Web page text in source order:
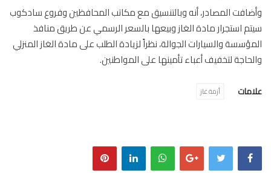
المصادر، أنه وبالتنسيق مع مكاتب المحافظين وفروع سادكوب
استجرار مادة الغاز وبيعها بالسعر الرسمي عن طريق منافذ
والسيارات الجوالة، نظراً لزيادة الطلب على مادة الغاز المنزلي
لتخفيف أعباء تأمينها على المواطنين.‏
أزمة غاز